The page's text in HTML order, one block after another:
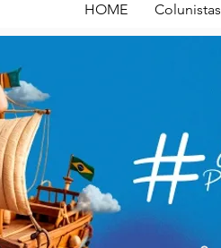
HOME Colunistas